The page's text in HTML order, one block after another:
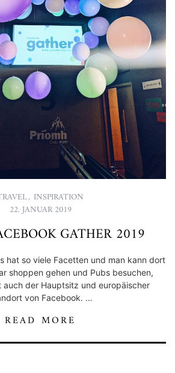
, INSPIRATION
22. JANUAR 2019
GATHER 2019
hat so viele Facetten und man kann dort
shoppen gehen und Pubs besuchen,
auch der Hauptsitz und europäischer
von Facebook. …
READ MORE